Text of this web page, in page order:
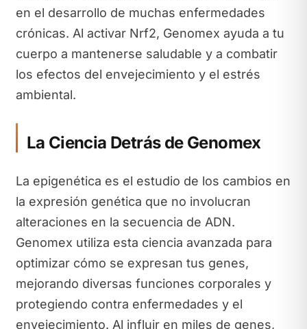
en el desarrollo de muchas enfermedades
crónicas. Al activar Nrf2, Genomex ayuda a tu
cuerpo a mantenerse saludable y a combatir
los efectos del envejecimiento y el estrés
ambiental.
La Ciencia Detrás de Genomex
La epigenética es el estudio de los cambios en
la expresión genética que no involucran
alteraciones en la secuencia de ADN.
Genomex utiliza esta ciencia avanzada para
optimizar cómo se expresan tus genes,
mejorando diversas funciones corporales y
protegiendo contra enfermedades y el
envejecimiento. Al influir en miles de genes,